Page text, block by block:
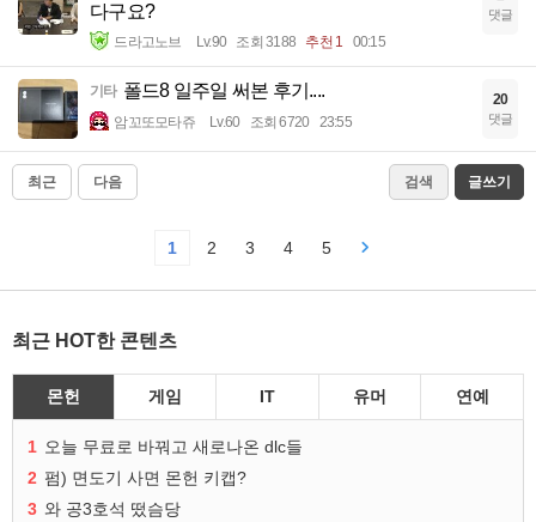
다구요?
드라고노브 Lv.90 조회 3188 추천 1 00:15
댓글
기타 폴드8 일주일 써본 후기....
암꼬또모타쥬 Lv.60 조회 6720 23:55
20
댓글
최근 다음 검색 글쓰기
1 2 3 4 5
최근 HOT한 콘텐츠
몬헌 게임 IT 유머 연예
1 오늘 무료로 바꿔고 새로나온 dlc들
2 펌) 면도기 사면 몬헌 키캡?
3 와 공3호석 떴슴당